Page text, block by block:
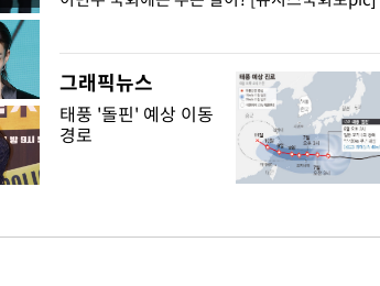
그래픽뉴스
태풍 '돌핀' 예상 이동
경로